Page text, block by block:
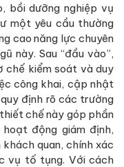
bồi dưỡng nghiệp vụ
một yêu cầu thường
cao năng lực chuyên
này. Sau “đầu vào”,
chế kiểm soát và duy
công khai, cập nhật
định rõ các trường
chế này góp phần
động giám định,
quan, chính xác
vụ tố tụng. Với cách